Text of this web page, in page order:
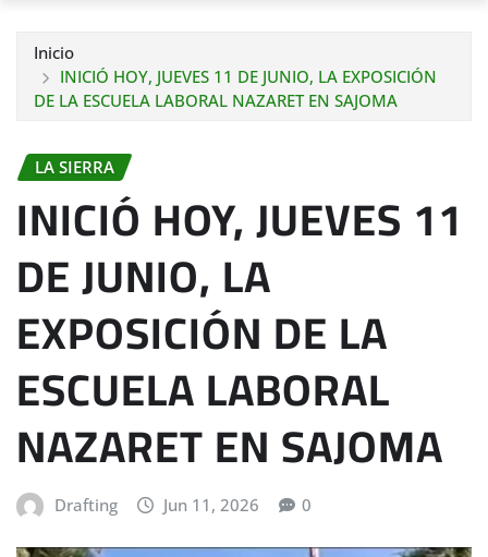
Inicio
INICIÓ HOY, JUEVES 11 DE JUNIO, LA EXPOSICIÓN
DE LA ESCUELA LABORAL NAZARET EN SAJOMA
LA SIERRA
INICIÓ HOY, JUEVES 11
DE JUNIO, LA
EXPOSICIÓN DE LA
ESCUELA LABORAL
NAZARET EN SAJOMA
Drafting Jun 11, 2026 0